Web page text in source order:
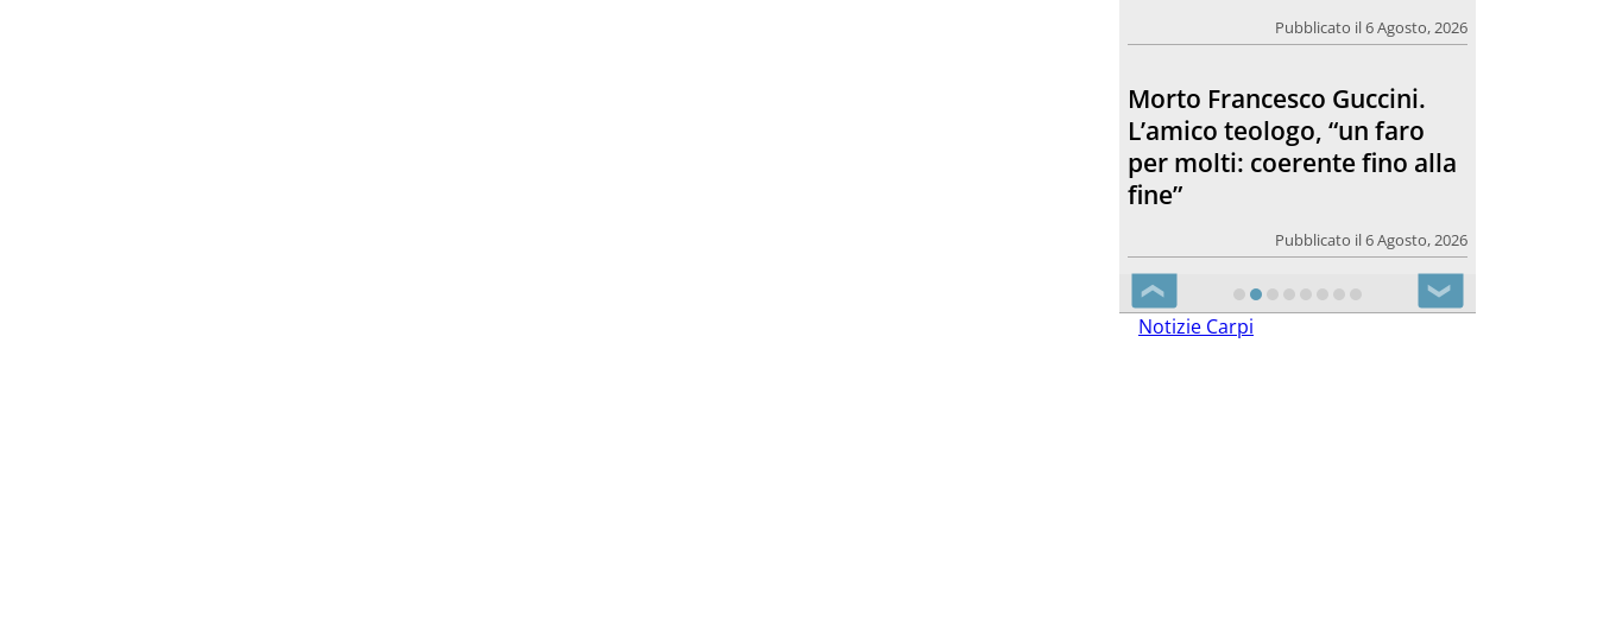
Pubblicato il 6 Agosto, 2026
Morto Francesco Guccini.
L’amico teologo, “un faro
per molti: coerente fino alla
fine”
Pubblicato il 6 Agosto, 2026
❮ ❯
Notizie Carpi